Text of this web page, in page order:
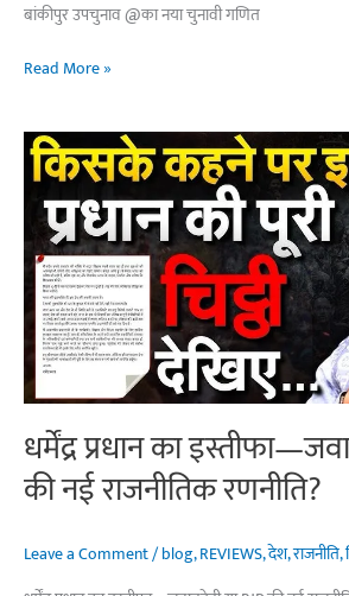
बांकीपुर उपचुनाव @का नया चुनावी गणित
बांकीपुर
@का
नया
चुनावी
गणित
Read More »
धर्मेंद्र प्रधान का
की नई राजनीतिक रणनीति?
Leave a Comment/blog,REVIEWS,देश,राजनीति,